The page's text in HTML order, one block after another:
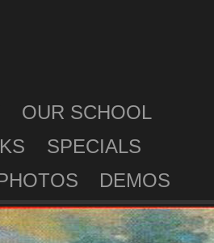
OUR SCHOOL
SPECIALS
DEMOS